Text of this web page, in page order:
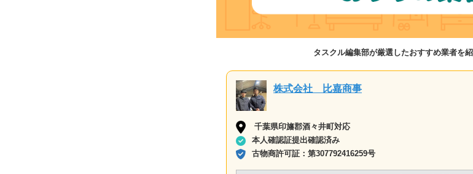
タスクル編集部が厳選したおすすめ業者を紹
株式会社 比嘉商事
千葉県印旛郡酒々井町対応
本人確認証提出確認済み
古物商許可証： 第307792416259号